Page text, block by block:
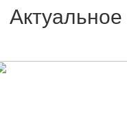
Актуальное